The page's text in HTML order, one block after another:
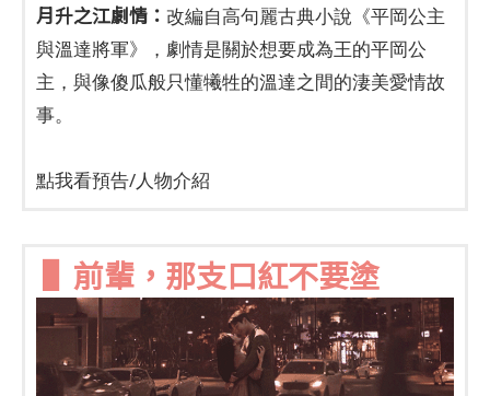
月升之江劇情： 改編自高句麗古典小說《平岡公主
與溫達將軍》，劇情是關於想要成為王的平岡公
主，與像傻瓜般只懂犧牲的溫達之間的淒美愛情故
事。
點我看預告/人物介紹
▌前輩，那支口紅不要塗